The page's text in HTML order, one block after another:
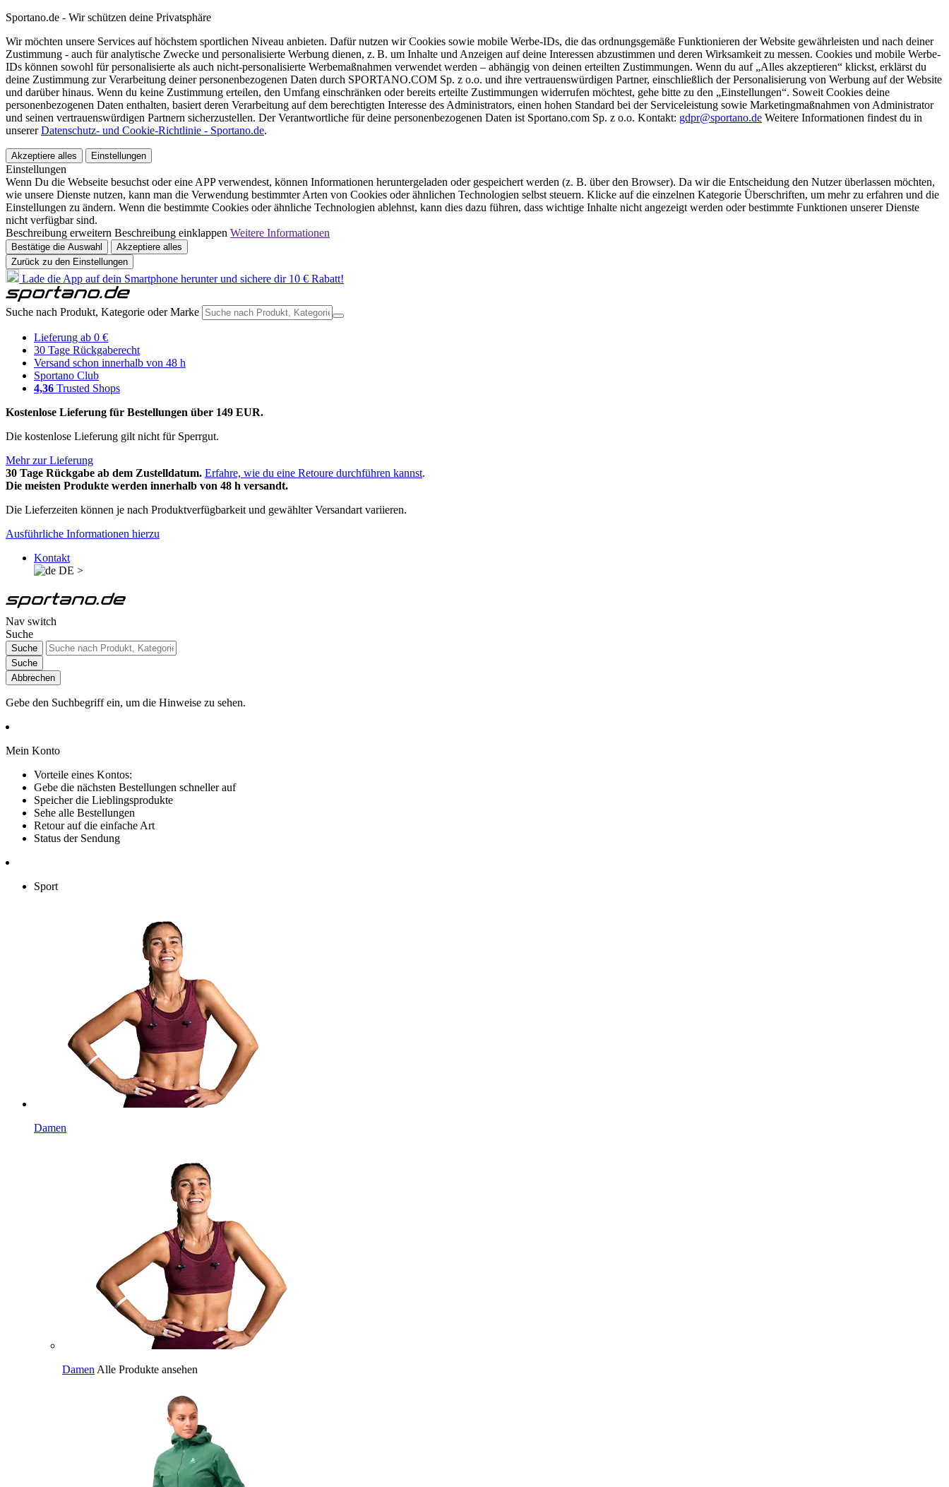
Sportano.de - Wir schützen deine Privatsphäre
Wir möchten unsere Services auf höchstem sportlichen Niveau anbieten. Dafür nutzen wir Cookies sowie mobile Werbe-IDs, die das ordnungsgemäße Funktionieren der Website gewährleisten und nach deiner
Zustimmung - auch für analytische Zwecke und personalisierte Werbung dienen, z. B. um Inhalte und Anzeigen auf deine Interessen abzustimmen und deren Wirksamkeit zu messen. Cookies und mobile Werbe-
IDs können sowohl für personalisierte als auch nicht-personalisierte Werbemaßnahmen verwendet werden – abhängig von deinen erteilten Zustimmungen. Wenn du auf „Alles akzeptieren“ klickst, erklärst du
deine Zustimmung zur Verarbeitung deiner personenbezogenen Daten durch SPORTANO.COM Sp. z o.o. und ihre vertrauenswürdigen Partner, einschließlich der Personalisierung von Werbung auf der Website
und darüber hinaus. Wenn du keine Zustimmung erteilen, den Umfang einschränken oder bereits erteilte Zustimmungen widerrufen möchtest, gehe bitte zu den „Einstellungen“. Soweit Cookies deine
personenbezogenen Daten enthalten, basiert deren Verarbeitung auf dem berechtigten Interesse des Administrators, einen hohen Standard bei der Serviceleistung sowie Marketingmaßnahmen von Administrator
und seinen vertrauenswürdigen Partnern sicherzustellen. Der Verantwortliche für deine personenbezogenen Daten ist Sportano.com Sp. z o.o. Kontakt: gdpr@sportano.de Weitere Informationen findest du in
unsererDatenschutz- und Cookie-Richtlinie - Sportano.de.
Akzeptiere alles Einstellungen
Einstellungen
Wenn Du die Webseite besuchst oder eine APP verwendest, können Informationen heruntergeladen oder gespeichert werden (z. B. über den Browser). Da wir die Entscheidung den Nutzer überlassen möchten,
wie unsere Dienste nutzen, kann man die Verwendung bestimmter Arten von Cookies oder ähnlichen Technologien selbst steuern. Klicke auf die einzelnen Kategorie Überschriften, um mehr zu erfahren und die
Einstellungen zu ändern. Wenn die bestimmte Cookies oder ähnliche Technologien ablehnst, kann dies dazu führen, dass wichtige Inhalte nicht angezeigt werden oder bestimmte Funktionen unserer Dienste
nicht verfügbar sind.
Beschreibung erweitern Beschreibung einklappen Weitere Informationen
Bestätige die Auswahl
Akzeptiere alles
Zurück zu den Einstellungen
Lade die App auf dein Smartphone herunter und sichere dir 10 € Rabatt!
Suche nach Produkt, Kategorie oder Marke
Lieferung ab 0 €
30 Tage Rückgaberecht
Versand schon innerhalb von 48 h
Sportano Club
4,36 Trusted Shops
Kostenlose Lieferung für Bestellungen über 149 EUR.
Die kostenlose Lieferung gilt nicht für Sperrgut.
Mehr zur Lieferung
30 Tage Rückgabe ab dem Zustelldatum. Erfahre, wie du eine Retoure durchführen kannst.
Die meisten Produkte werden innerhalb von 48 h versandt.
Die Lieferzeiten können je nach Produktverfügbarkeit und gewählter Versandart variieren.
Ausführliche Informationen hierzu
Kontakt
DE >
Nav switch
Suche
Suche
Suche
Abbrechen
Gebe den Suchbegriff ein, um die Hinweise zu sehen.
Mein Konto
Vorteile eines Kontos:
Gebe die nächsten Bestellungen schneller auf
Speicher die Lieblingsprodukte
Sehe alle Bestellungen
Retour auf die einfache Art
Status der Sendung
Sport
Damen
Damen Alle Produkte ansehen